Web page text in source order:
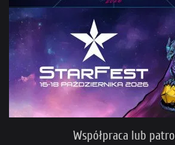
Współpraca lub